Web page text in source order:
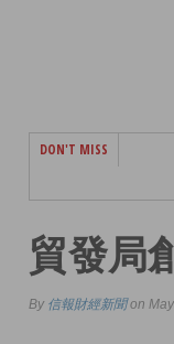
DON'T MISS
貿發局
By 信報財經新聞on